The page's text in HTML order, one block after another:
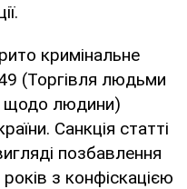
кримінальне
(Торгівля людьми
щодо людини)
Санкція статті
позбавлення
з конфіскацією